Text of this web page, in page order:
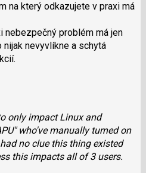
na který odkazujete v praxi má
nebezpečný problém má jen
nijak nevyvlíkne a schytá
only impact Linux and
who've manually turned on
no clue this thing existed
this impacts all of 3 users.